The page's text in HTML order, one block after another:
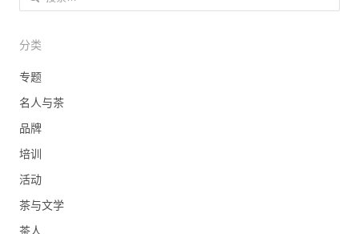
分类
专题
名人与茶
品牌
培训
活动
茶与文学
茶人